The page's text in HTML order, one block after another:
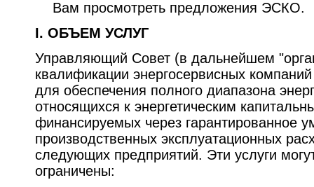
Вам просмотреть предложения ЭСКО.
I. ОБЪЕМ УСЛУГ
Управляющий Совет (в дальнейшем
квалификации энергосервисных
для обеспечения полного диапазона
относящихся к энергетическим
финансируемых через гарантированное
производственных эксплуатационных
следующих предприятий. Эти услуги
ограничены: